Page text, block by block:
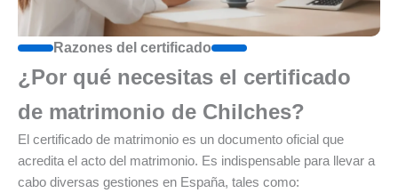
Razones del certificado
¿Por qué necesitas el certificado
de matrimonio de Chilches?
El certificado de matrimonio es un documento oficial que
acredita el acto del matrimonio. Es indispensable para llevar a
cabo diversas gestiones en España, tales como: